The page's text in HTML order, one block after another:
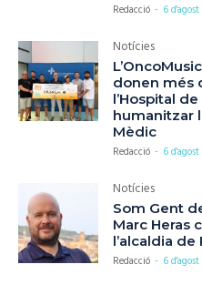
Redacció - 6
Notícies
donen més
l’Hospital
humanitzar
Mèdic
Redacció - 6
Notícies
Som Gent
Marc Heras
l’alcaldia
Redacció - 6